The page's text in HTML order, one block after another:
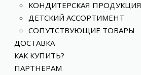
КОНДИТЕРСКАЯ ПРОДУКЦИЯ
ДЕТСКИЙ АССОРТИМЕНТ
СОПУТСТВУЮЩИЕ ТОВАРЫ
ДОСТАВКА
КАК КУПИТЬ?
ПАРТНЕРАМ